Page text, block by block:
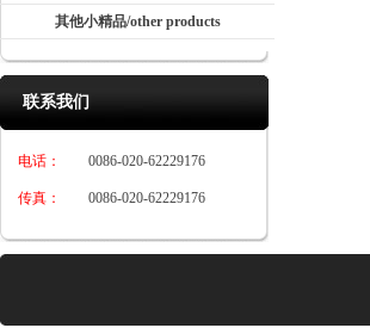
其他小精品/other products
联系我们
电话： 0086-020-62229176
传真： 0086-020-62229176